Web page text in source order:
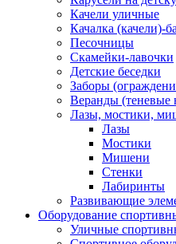
Качели уличные
Качалка (качели)-
Песочницы
Скамейки-лавочки
Детские беседки
Заборы
Веранды (теневые
Лазы, мостики,
Лазы
Мостики
Мишени
Стенки
Лабиринты
Развивающие
Оборудование
Уличные